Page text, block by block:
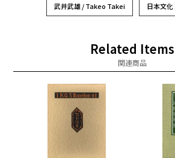
武井武雄 / Takeo Takei 日本文化
Related Items
関連商品